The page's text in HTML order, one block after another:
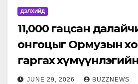
ДЭЛХИЙД
11,000 гацсан
онгоцыг Ормузын
гаргах
эхлүүлжээ
JUNE 29, 2026 BUZZNEWS